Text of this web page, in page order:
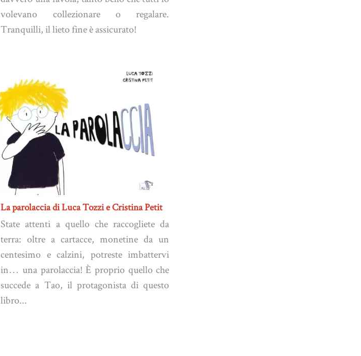
volevano collezionare o regalare.
Tranquilli, il lieto fine è assicurato!
La parolaccia di Luca Tozzi e Cristina Petit
State attenti a quello che raccogliete da
terra: oltre a cartacce, monetine da un
centesimo e calzini, potreste imbattervi
in… una parolaccia! È proprio quello che
succede a Tao, il protagonista di questo
libro...